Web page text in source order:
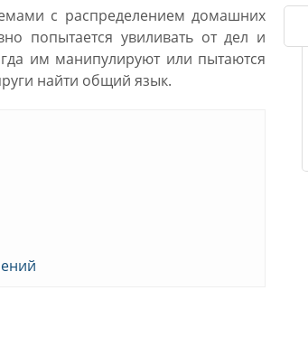
с распределением домашних
попытается увиливать от дел и
им манипулируют или пытаются
найти общий язык.